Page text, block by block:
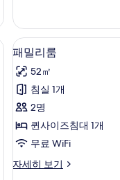
진
모
두
보
기
영
장
전
망
자
세
히
보
기
WiFi, 각각 다르게 가구 비치
패
밀
리
룸
사
진
두
31
패밀리룸
52㎡
침실 1개
2명
퀸사이즈침대 1개
무료 WiFi
자세히 보기
패